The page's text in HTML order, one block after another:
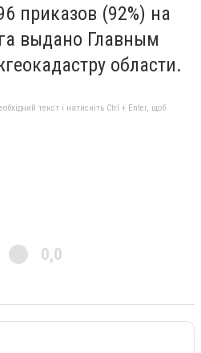
приказов (92%) на
выдано Главным
области.
текст і натисніть Ctrl + Enter, щоб
0,0